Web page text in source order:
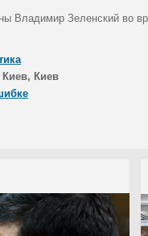
Владимир Зеленский во
Киев, Киев